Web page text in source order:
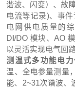
谐波、闪变）、故
电流等记录)、事
电网供电质量的
DI/DO 模块、AO
以灵活实现电气回
测温式多功能电力
温、全电参量测量
能、2~31次谐波、